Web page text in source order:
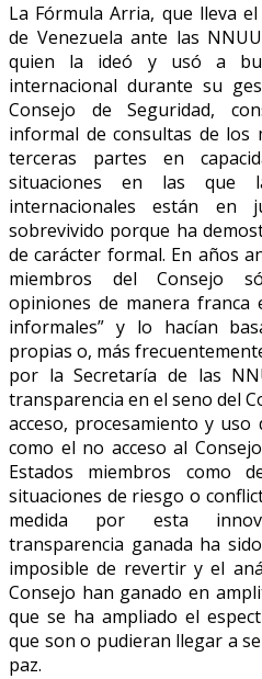
La Fórmula Arria, que lleva
de Venezuela ante las
quien la ideó y usó a
internacional durante su
Consejo de Seguridad,
informal de consultas de los
terceras partes en
situaciones en las que
internacionales están en
sobrevivido porque ha
de carácter formal. En años
miembros del Consejo
opiniones de manera franca
informales” y lo hacían
propias o, más
por la Secretaría de las
transparencia en el seno del
acceso, procesamiento y
como el no acceso al
Estados miembros como
situaciones de riesgo o
medida por esta
transparencia ganada ha
imposible de revertir y el
Consejo han ganado en
que se ha ampliado el
que son o pudieran llegar a
paz.